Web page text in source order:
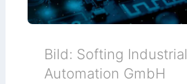
Bild: Softing Industrial
Automation GmbH